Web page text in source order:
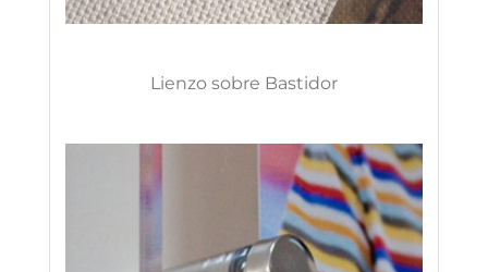
Lienzo sobre Bastidor